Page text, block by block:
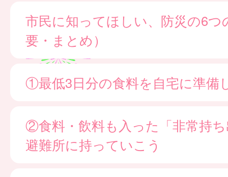
市民に知ってほしい、防災の6つ
要・まとめ）
①最低3日分の食料を自宅に準備
②食料・飲料も入った「非常持
避難所に持っていこう